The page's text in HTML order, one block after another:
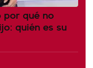
por qué no
quién es su